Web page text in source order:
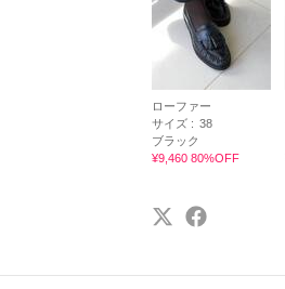
ローファー
サイズ : 38
ブラック
¥9,460 80%OFF